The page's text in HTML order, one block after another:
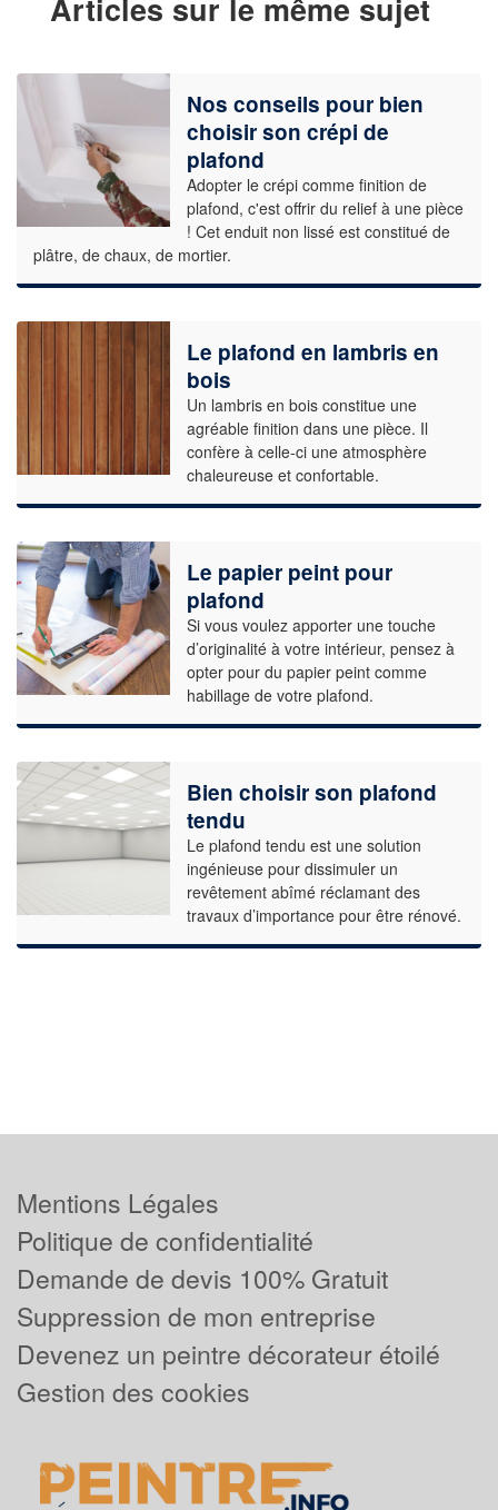
Articles sur le même sujet
Nos conseils pour bien
choisir son crépi de
plafond
Adopter le crépi comme finition de
plafond, c'est offrir du relief à une pièce
! Cet enduit non lissé est constitué de
plâtre, de chaux, de mortier.
Le plafond en lambris en
bois
Un lambris en bois constitue une
agréable finition dans une pièce. Il
confère à celle-ci une atmosphère
chaleureuse et confortable.
Le papier peint pour
plafond
Si vous voulez apporter une touche
d’originalité à votre intérieur, pensez à
opter pour du papier peint comme
habillage de votre plafond.
Bien choisir son plafond
tendu
Le plafond tendu est une solution
ingénieuse pour dissimuler un
revêtement abîmé réclamant des
travaux d’importance pour être rénové.
Mentions Légales
Politique de confidentialité
Demande de devis 100% Gratuit
Suppression de mon entreprise
Devenez un peintre décorateur étoilé
Gestion des cookies